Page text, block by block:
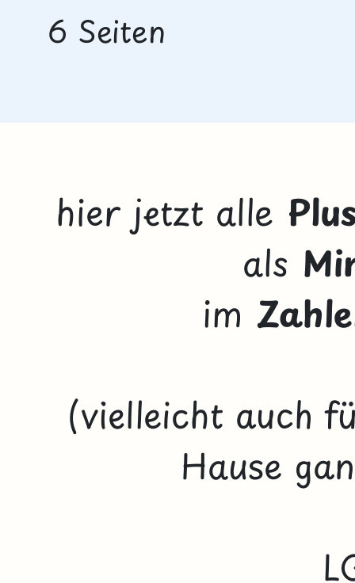
6 Seiten
hier jetzt alle
als
im
(vielleicht auch
Hause